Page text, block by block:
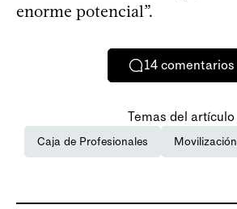
enorme potencial”.
14 comentarios
Temas del artículo
Caja de Profesionales Movilización